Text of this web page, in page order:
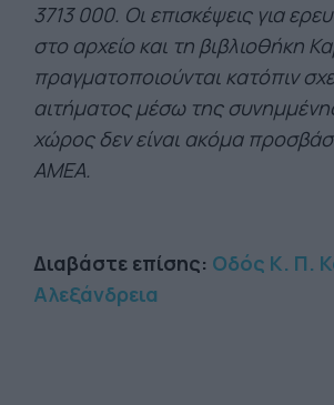
3713 000. Οι επισκέψεις για
στο αρχείο και τη βιβλιοθήκη
πραγματοποιούνται κατόπιν
αιτήματος μέσω της
χώρος δεν είναι ακόμα
ΑΜΕΑ.
Διαβάστε επίσης: Οδός Κ. Π.
Αλεξάνδρεια